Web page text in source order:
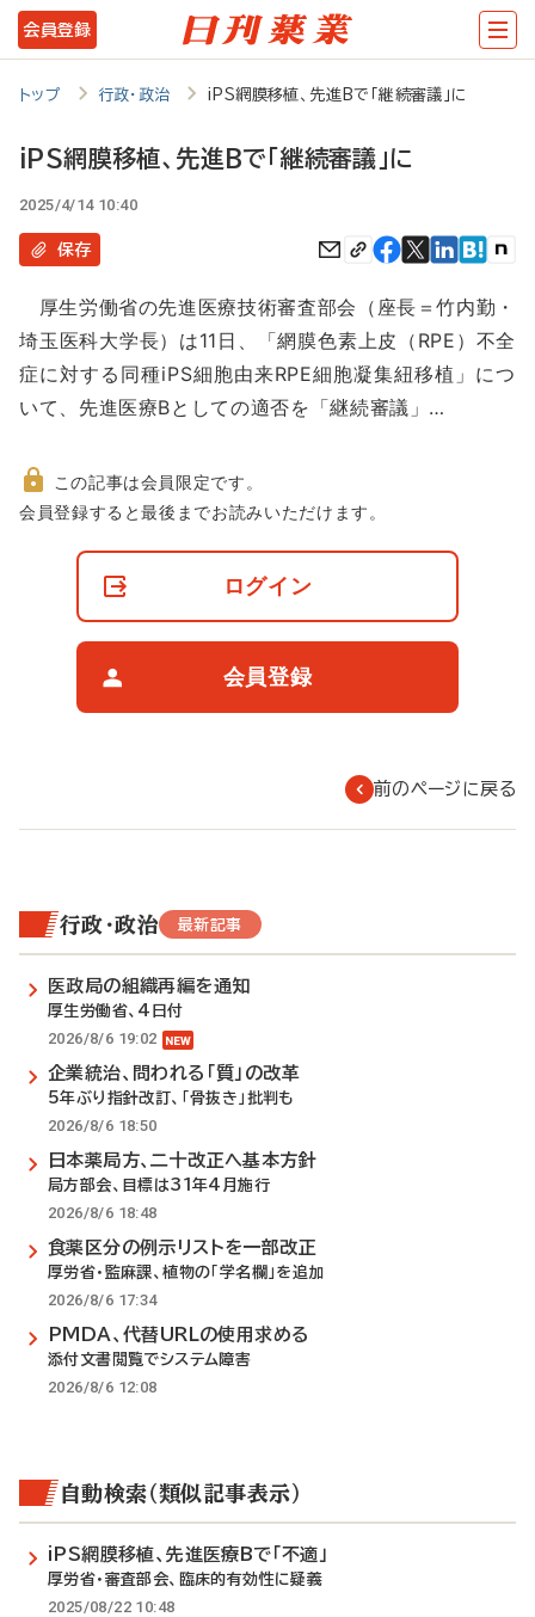
メ
イ
テ
移
動
会員登録
トップ 行政・政治 iPS網膜移植、先進Bで「継続審議」に
iPS網膜移植、先進Bで「継続審議」に
2025/4/14 10:40
保存
厚生労働省の先進医療技術審査部会（座長＝竹内勤・
埼玉医科大学長）は11日、「網膜色素上皮（RPE）不全
症に対する同種iPS細胞由来RPE細胞凝集紐移植」につ
いて、先進医療Bとしての適否を「継続審議」…
非
この記事は会員限定です。
会員登録すると最後までお読みいただけます。
ログイン
会員登録
前のページに戻る
行政・政治 最新記事
医政局の組織再編を通知
厚生労働省、4日付
2026/8/6 19:02
企業統治、問われる「質」の改革
5年ぶり指針改訂、「骨抜き」批判も
2026/8/6 18:50
日本薬局方、二十改正へ基本方針
局方部会、目標は31年4月施行
2026/8/6 18:48
食薬区分の例示リストを一部改正
厚労省・監麻課、植物の「学名欄」を追加
2026/8/6 17:34
PMDA、代替URLの使用求める
添付文書閲覧でシステム障害
2026/8/6 12:08
自動検索（類似記事表示）
iPS網膜移植、先進医療Bで「不適」
厚労省・審査部会、臨床的有効性に疑義
2025/08/22 10:48